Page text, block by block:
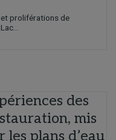
proliférations de
des
mis
plans d’eau